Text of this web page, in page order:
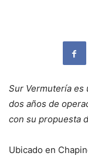
Sur Vermutería es
dos años de
con su propuesta
Ubicado en